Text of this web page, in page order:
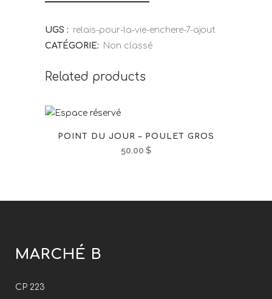
UGS : relais-pour-la-vie-enchere-7-ajout
CATÉGORIE:
Non classé
Related products
POINT DU JOUR – POULET GROS
50.00 $
MARCHÉ B
CP 223